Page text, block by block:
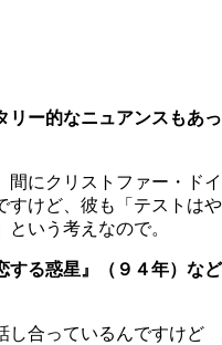
ー的なニュアンスもあっ
にクリストファー・ドイ
すけど、彼も「テストはや
いう考えなので。
る惑星』（９４年）など
合っているんですけど